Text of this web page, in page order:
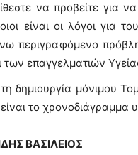
να προβείτε για
είναι οι λόγοι για
περιγραφόμενο
επαγγελματιών
δημιουργία μόνιμου
το χρονοδιάγραμμα
ΒΑΣΙΛΕΙΟΣ